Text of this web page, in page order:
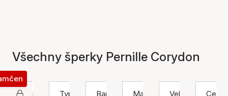
Všechny šperky Pernille Corydon
Pernille Corydon
Typ
Barva Materiál Velikost Cena